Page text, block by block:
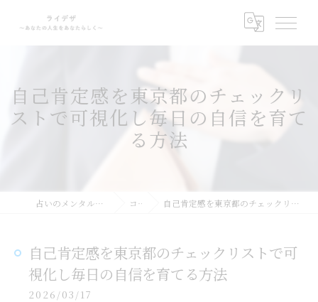
自己肯定感を東京都のチェックリ
ストで可視化し毎日の自信を育て
る方法
占いのメンタルサポートならライデザ コラム 自己肯定感を東京都のチェックリストで可視化し毎日の自信を育てる方法
自己肯定感を東京都のチェックリストで可
視化し毎日の自信を育てる方法
2026/03/17